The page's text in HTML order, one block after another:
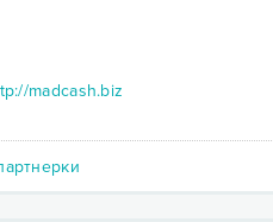
madcash.biz